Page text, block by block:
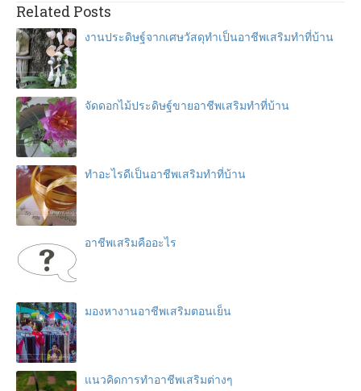
Related Posts
งานประดิษฐ์จากเศษวัสดุทำเป็นอาชีพเสริมทำที่บ้าน
จัดดอกไม้ประดิษฐ์ขายอาชีพเสริมทำที่บ้าน
ทำอะไรดีเป็นอาชีพเสริมทำที่บ้าน
อาชีพเสริมคืออะไร
มองหางานอาชีพเสริมตอนเย็น
แนวคิดการทำอาชีพเสริมต่างๆ